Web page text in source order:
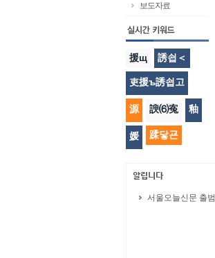
보도자료
援щ 誘쇱＜
吏援ъ誘쇱고
源 諛⑹寃 釉
媛 蹂닿굔
서울오늘신문 출범